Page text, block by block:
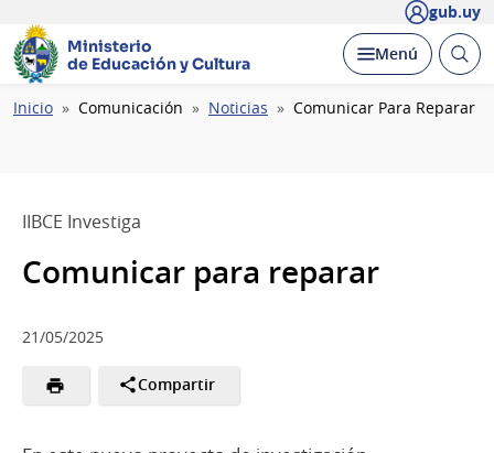
gub.uy
Ministerio
de Educación y Cultura
Desplegar
Menú Abrir
Ruta
Inicio Comunicación Noticias Comunicar Para Reparar
IIBCE Investiga
Comunicar para reparar
21/05/2025
Compartir